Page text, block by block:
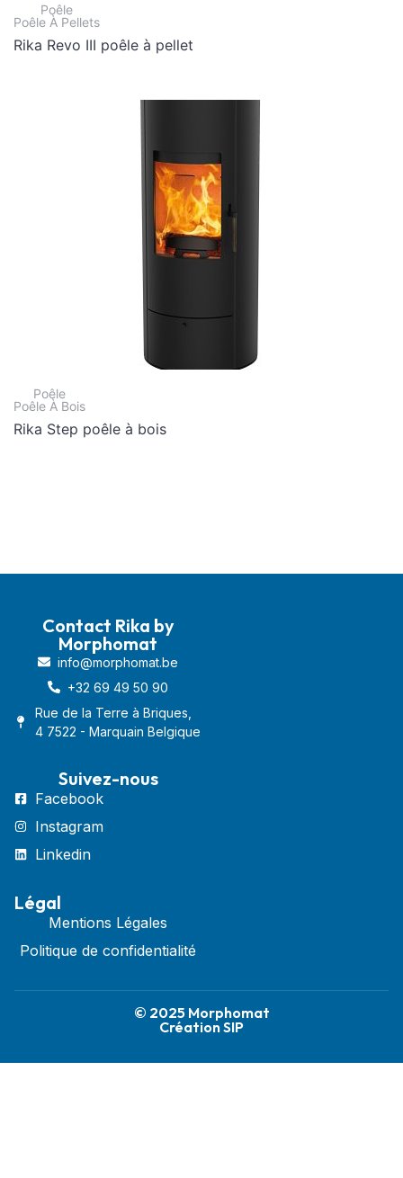
Poêle
Poêle À Pellets
Rika Revo III poêle à pellet
Poêle
Poêle À Bois
Rika Step poêle à bois
Contact Rika by
Morphomat
info@morphomat.be
+32 69 49 50 90
Rue de la Terre à Briques,
4 7522 - Marquain Belgique
Suivez-nous
Facebook
Instagram
Linkedin
Légal
Mentions Légales
Politique de confidentialité
© 2025 Morphomat
Création SIP